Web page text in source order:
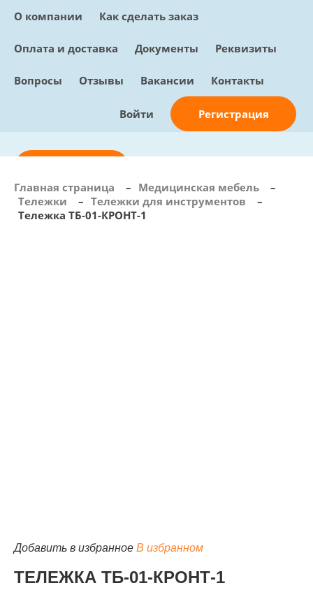
О компании Как сделать заказ
Оплата и доставка Документы Реквизиты
Вопросы Отзывы Вакансии Контакты
Войти Регистрация
info@sunmed.ru
Главная страница – Медицинская мебель
–
Тележки
– Тележки для инструментов
–
Тележка ТБ-01-КРОНТ-1
Добавить в избранное В избранном
ТЕЛЕЖКА ТБ-01-КРОНТ-1